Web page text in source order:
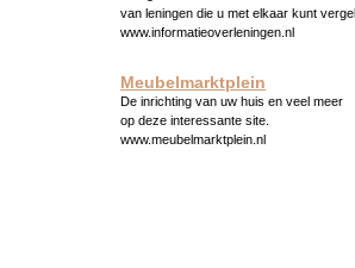
van leningen die u met elkaar kunt
www.informatieoverleningen.nl
Meubelmarktplein
De inrichting van uw huis en veel meer
op deze interessante site.
www.meubelmarktplein.nl